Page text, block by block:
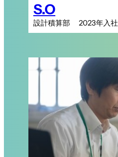
S.O
設計積算部 2023年入社